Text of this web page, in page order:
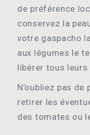
de préférence
conservez la
votre gaspacho
aux légumes le
libérer tous leurs
N’oubliez pas
retirer les
des tomates ou